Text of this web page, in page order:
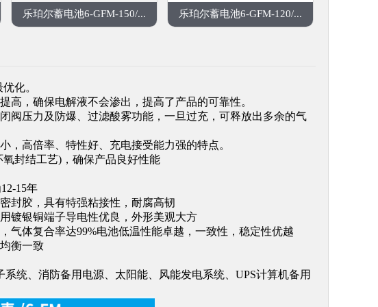
乐珀尔蓄电池6-GFM-150/... 乐珀尔蓄电池6-GFM-120/...
化。
高，确保电解液不会渗出，提高了产品的可靠性。
阀压力及防爆、过滤酸雾功能，一旦过充，可释放出多余的气
，高倍率、特性好、充电接受能力强的特点。
封结工艺)，确保产品良好性能
15年
封胶，具有特强粘接性，耐腐高韧
镀银铜端子导电性优良，外形美观大方
气体复合率达99%电池低温性能卓越，一致性，稳定性优越
衡一致
统、消防备用电源、太阳能、风能发电系统、UPS计算机备用